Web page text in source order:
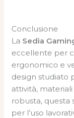
Conclusione
La Sedia
eccellente per
ergonomico e
design studiato
attività,
robusta, questa
per l’uso